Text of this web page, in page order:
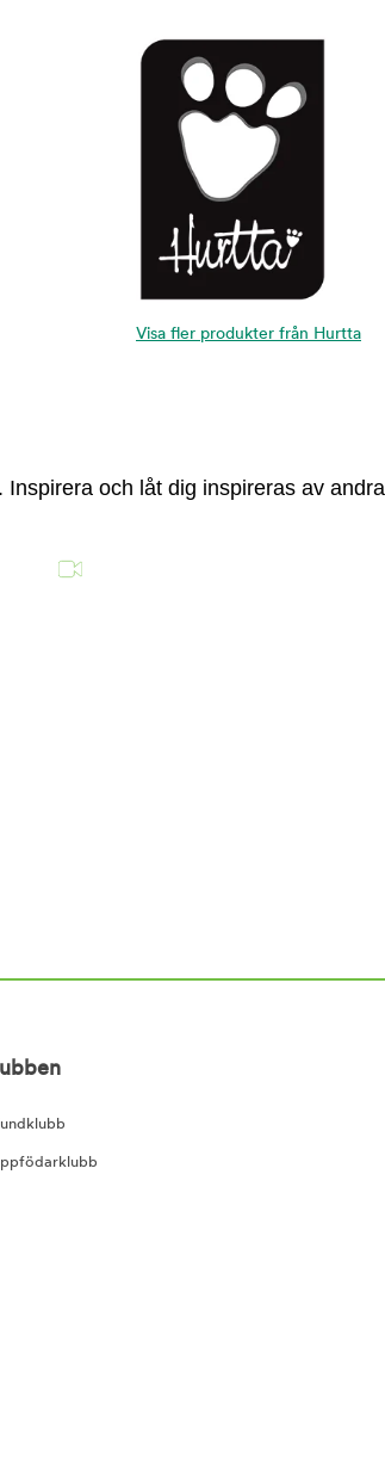
Visa fler produkter från Hurtta
och låt dig inspireras av